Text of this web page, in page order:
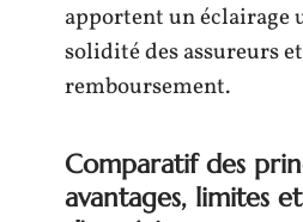
apportent un éclairage
solidité des assureurs
remboursement.
Comparatif des
avantages, limites